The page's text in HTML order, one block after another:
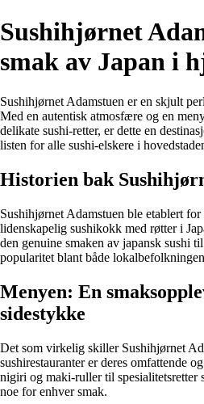
Sushihjørnet
smak av Japan i
Sushihjørnet Adamstuen er en skjult
Med en autentisk atmosfære og en
delikate sushi-retter, er dette en
listen for alle sushi-elskere i
Historien bak
Sushihjørnet Adamstuen ble etablert
lidenskapelig sushikokk med røtter i
den genuine smaken av japansk sushi
popularitet blant både
Menyen: En
sidestykke
Det som virkelig skiller Sushihjørnet
sushirestauranter er deres omfattende
nigiri og maki-ruller til spesialitetsretter
noe for enhver smak.